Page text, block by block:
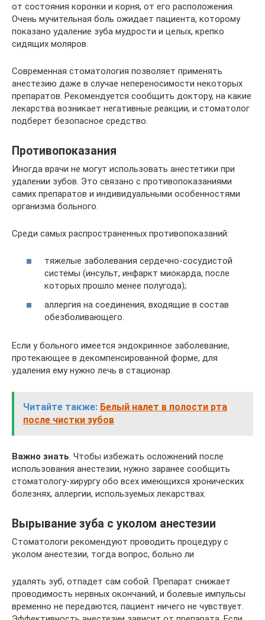
от состояния коронки и корня, от его расположения.
Очень мучительная боль ожидает пациента, которому
показано удаление зуба мудрости и целых, крепко
сидящих моляров.
Современная стоматология позволяет применять
анестезию даже в случае непереносимости некоторых
препаратов. Рекомендуется сообщить доктору, на какие
лекарства возникает негативные реакции, и стоматолог
подберет безопасное средство.
Противопоказания
Иногда врачи не могут использовать анестетики при
удалении зубов. Это связано с противопоказаниями
самих препаратов и индивидуальными особенностями
организма больного.
Среди самых распространенных противопоказаний:
тяжелые заболевания сердечно-сосудистой
системы (инсульт, инфаркт миокарда, после
которых прошло менее полугода);
аллергия на соединения, входящие в состав
обезболивающего.
Если у больного имеется эндокринное заболевание,
протекающее в декомпенсированной форме, для
удаления ему нужно лечь в стационар.
Читайте также: Белый налет в полости рта
после чистки зубов
Важно знать . Чтобы избежать осложнений после
использования анестезии, нужно заранее сообщить
стоматологу-хирургу обо всех имеющихся хронических
болезнях, аллергии, используемых лекарствах.
Вырывание зуба с уколом анестезии
Стоматологи рекомендуют проводить процедуру с
уколом анестезии, тогда вопрос, больно ли
удалять зуб, отпадет сам собой. Препарат снижает
проводимость нервных окончаний, и болевые импульсы
временно не передаются, пациент ничего не чувствует.